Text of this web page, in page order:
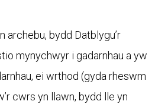
archebu, bydd Datblygu’r
mynychwyr i gadarnhau a yw
ei wrthod (gyda rheswm
cwrs yn llawn, bydd lle yn